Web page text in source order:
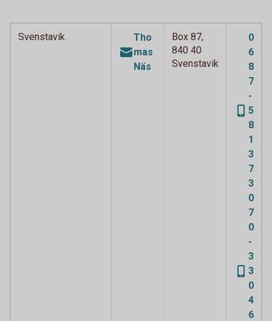
Svenstavik
Tho
mas
Näs
Box 87,
840 40
Svenstavik
0
6
8
7
-
5
8
1
3
7
3
0
7
0
-
3
3
0
4
6